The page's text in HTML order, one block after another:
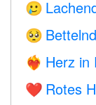
🥲
🥺
❤️‍🔥 Herz in
❤️ Rotes